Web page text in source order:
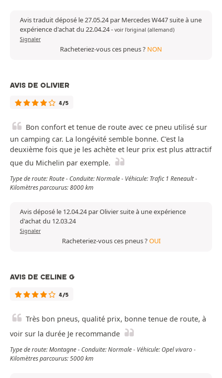
Avis traduit déposé le 27.05.24 par Mercedes W447 suite à une
expérience d'achat du 22.04.24- voir l'original (allemand)
Signaler
Racheteriez-vous ces pneus ? NON
AVIS DE OLIVIER
4/5
Bon confort et tenue de route avec ce pneu utilisé sur
un camping car. La longévité semble bonne. C'est la
deuxième fois que je les achète et leur prix est plus attractif
que du Michelin par exemple.
Type de route: Route - Conduite: Normale - Véhicule: Trafic 1 Reneault -
Kilomètres parcourus: 8000 km
Avis déposé le 12.04.24 par Olivier suite à une expérience
d'achat du 12.03.24
Signaler
Racheteriez-vous ces pneus ?OUI
AVIS DE CELINE G
4/5
Très bon pneus, qualité prix, bonne tenue de route, à
voir sur la durée Je recommande
Type de route: Montagne - Conduite: Normale - Véhicule: Opel vivaro -
Kilomètres parcourus: 5000 km